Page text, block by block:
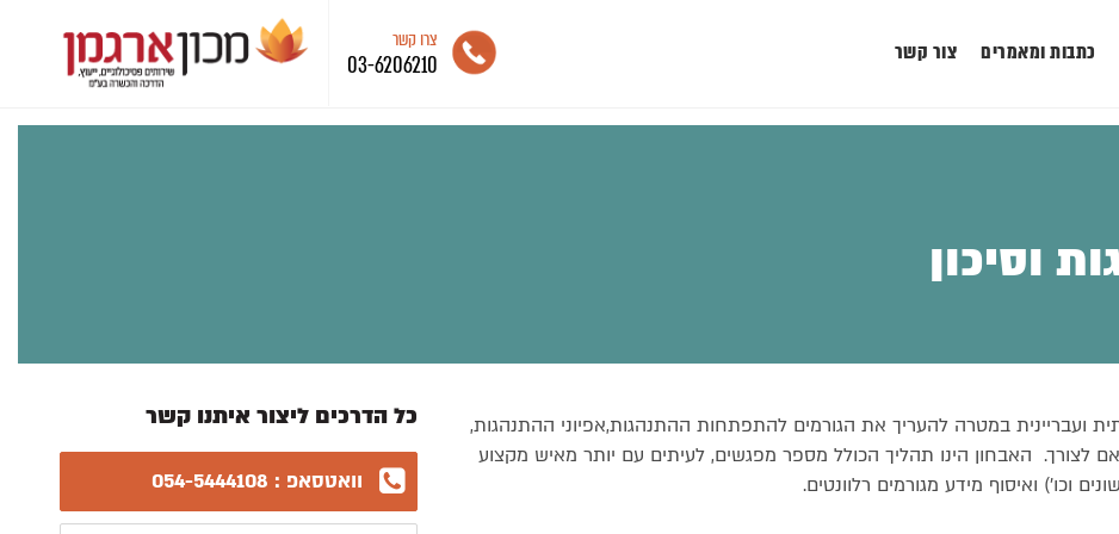
כתבות ומאמרים צור קשר צרו קשר
03-6206210
וסיכון
ועבריינית במטרה להעריך את הגורמים להתפתחות ההתנהגות,אפיוני ההתנהגות,
לצורך. האבחון הינו תהליך הכולל מספר מפגשים, לעיתים עם יותר מאיש מקצוע
וכו') ואיסוף מידע מגורמים רלוונטים.
כל הדרכים ליצור איתנו קשר
וואטסאפ : 054-5444108